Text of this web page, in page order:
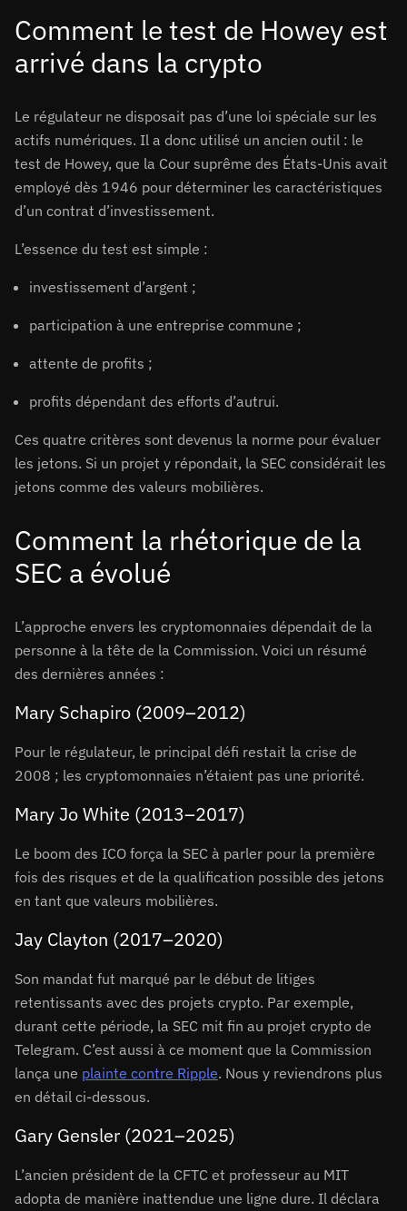
Comment le test de Howey est
arrivé dans la crypto
Le régulateur ne disposait pas d’une loi spéciale sur les
actifs numériques. Il a donc utilisé un ancien outil : le
test de Howey, que la Cour suprême des États-Unis avait
employé dès 1946 pour déterminer les caractéristiques
d’un contrat d’investissement.
L’essence du test est simple :
investissement d’argent ;
participation à une entreprise commune ;
attente de profits ;
profits dépendant des efforts d’autrui.
Ces quatre critères sont devenus la norme pour évaluer
les jetons. Si un projet y répondait, la SEC considérait les
jetons comme des valeurs mobilières.
Comment la rhétorique de la
SEC a évolué
L’approche envers les cryptomonnaies dépendait de la
personne à la tête de la Commission. Voici un résumé
des dernières années :
Mary Schapiro (2009–2012)
Pour le régulateur, le principal défi restait la crise de
2008 ; les cryptomonnaies n’étaient pas une priorité.
Mary Jo White (2013–2017)
Le boom des ICO força la SEC à parler pour la première
fois des risques et de la qualification possible des jetons
en tant que valeurs mobilières.
Jay Clayton (2017–2020)
Son mandat fut marqué par le début de litiges
retentissants avec des projets crypto. Par exemple,
durant cette période, la SEC mit fin au projet crypto de
Telegram. C’est aussi à ce moment que la Commission
lança une plainte contre Ripple. Nous y reviendrons plus
en détail ci-dessous.
Gary Gensler (2021–2025)
L’ancien président de la CFTC et professeur au MIT
adopta de manière inattendue une ligne dure. Il déclara